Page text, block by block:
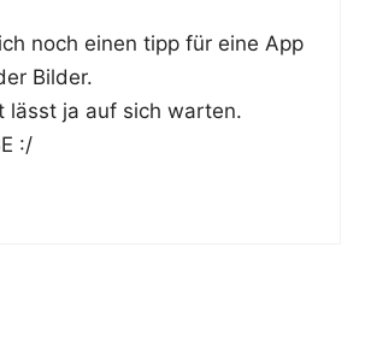
noch einen tipp für eine App
Bilder.
lässt ja auf sich warten.
:/